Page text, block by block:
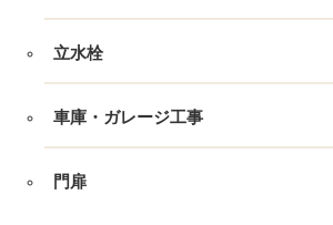
立水栓
車庫・ガレージ工事
門扉